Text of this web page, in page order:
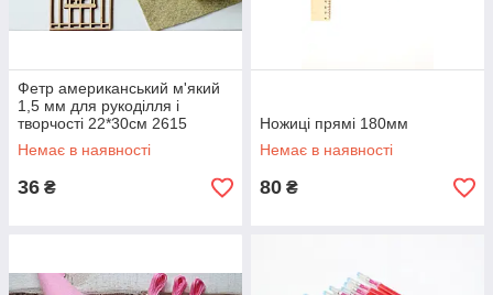
Фетр американський м'який
1,5 мм для рукоділля і
творчості 22*30см 2615
Cobblestone Бруківка
Немає в наявності
36 ₴
Ножиці прямі 180мм
Немає в наявності
80 ₴